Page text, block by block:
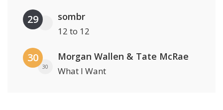
29 sombr
12 to 12
30
30
Morgan Wallen & Tate McRae
What I Want